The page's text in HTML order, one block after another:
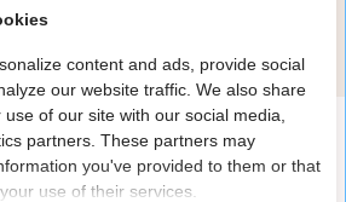
content and ads, provide social
our website traffic. We also share
of our site with our social media,
partners. These partners may
you've provided to them or that
use of their services.